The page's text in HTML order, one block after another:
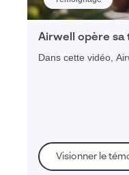
Airwell opère sa
grâce à Visiativ
Dans cette vidéo,
Visionner le